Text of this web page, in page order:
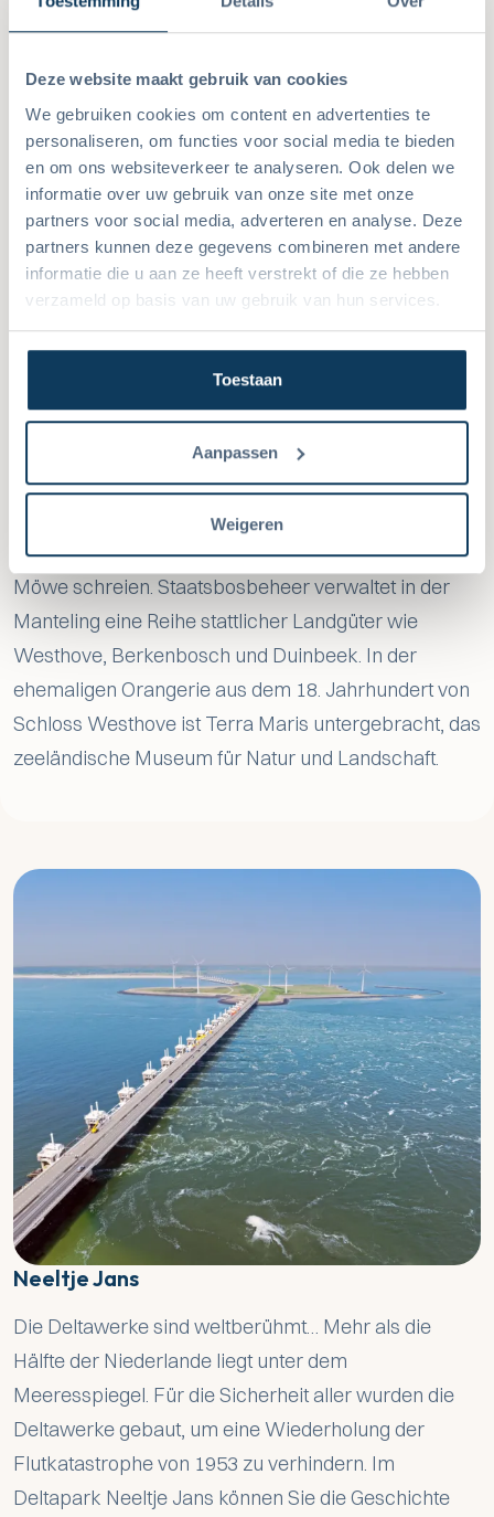
Deze website maakt gebruik van cookies
We gebruiken cookies om content en advertenties te
personaliseren, om functies voor social media te bieden
en om ons websiteverkeer te analyseren. Ook delen we
informatie over uw gebruik van onze site met onze
partners voor social media, adverteren en analyse. Deze
partners kunnen deze gegevens combineren met andere
informatie die u aan ze heeft verstrekt of die ze hebben
verzameld op basis van uw gebruik van hun services.
Toestaan
Aanpassen
Weigeren
De Manteling
De Manteling von Walcheren ist eine klassische
Landgüterzone mit Wäldern, Dünenabschnitten,
stattlichen Alleen und verschlungenen Pfaden. De
Manteling schützt das Hinterland von Nordwest-
Walcheren vor dem unerbittlichen Seewind. Hier
steht ein Eichenwald, der über 200 Jahre alt ist. Und
dennoch sind die Bäume nicht höher als ein Meter.
das aufwirbelnde Salz.
Fast nirgendwo sonst in Europa wachsen
Laubbäume so nah an der Küste. In diesem Gebiet
hört man gleichzeitig eine Nachtigall singen und eine
Möwe schreien. Staatsbosbeheer verwaltet in der
Manteling eine Reihe stattlicher Landgüter wie
Westhove, Berkenbosch und Duinbeek. In der
ehemaligen Orangerie aus dem 18. Jahrhundert von
Schloss Westhove ist Terra Maris untergebracht, das
zeeländische Museum für Natur und Landschaft.
Neeltje Jans
Die Deltawerke sind weltberühmt… Mehr als die
Hälfte der Niederlande liegt unter dem
Meeresspiegel. Für die Sicherheit aller wurden die
Deltawerke gebaut, um eine Wiederholung der
Flutkatastrophe von 1953 zu verhindern. Im
Deltapark Neeltje Jans können Sie die Geschichte